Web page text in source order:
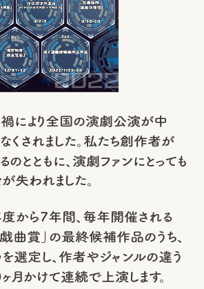
により全国の演劇公演が中
くされました。私たち創作者が
とともに、演劇ファンにとっても
失われました。
から7年間、毎年開催される
曲賞」の最終候補作品のうち、
選定し、作者やジャンルの違う
月かけて連続で上演します。